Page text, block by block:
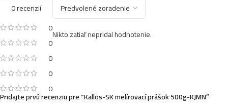
0 recenzií
0
0
0
0
0
Nikto zatiaľ nepridal hodnotenie.
Pridajte prvú recenziu pre “Kallos-SK melírovací prášok 500g-KJMN”